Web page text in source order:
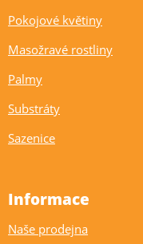
Pokojové květiny
Masožravé rostliny
Palmy
Substráty
Sazenice
Informace
Naše prodejna